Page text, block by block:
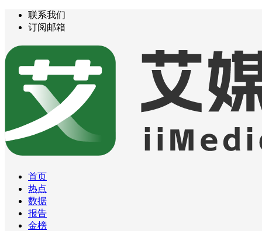
联系我们
订阅邮箱
首页
热点
数据
报告
金榜